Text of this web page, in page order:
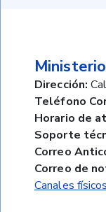
Dirección:
Teléfono
Horario de
Soporte
Correo
Correo de
Canales